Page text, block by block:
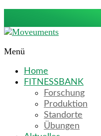
content
Moveuments
Fitnessbänke
Fuhrmann
Menü
Home
FITNESSBANK
Forschung
Produktion
Standorte
Übungen